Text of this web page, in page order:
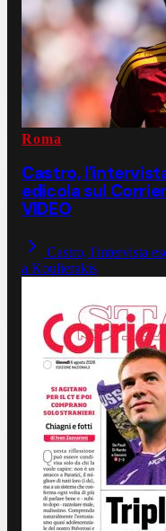
Roma
Castro,
edicola sul
VIDEO
Castro, l'intervista
a Koulierakis